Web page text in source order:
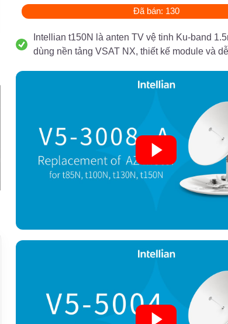
Đã bán: 130
Intellian t150N là anten TV vệ tinh Ku-band
dùng nền tảng VSAT NX, thiết kế module và